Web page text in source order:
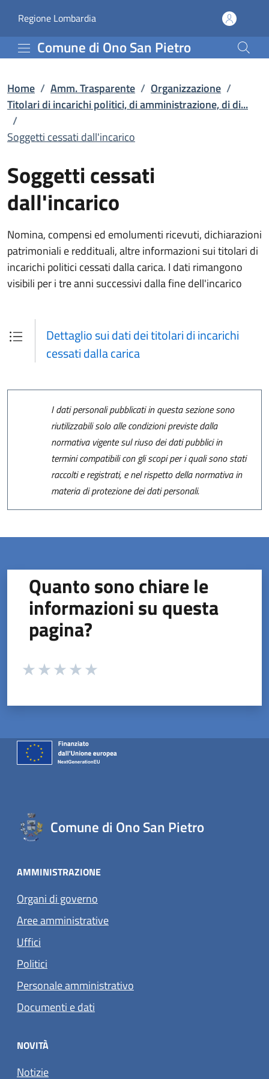
Soggetti cessati
Regione Lombardia(apre in un'altra scheda).
Comune di Ono San Pietro
Home / Amm. Trasparente / Organizzazione /
Titolari di incarichi politici, di amministrazione, di di...
/
Soggetti cessati dall'incarico
Soggetti cessati
dall'incarico
Nomina, compensi ed emolumenti ricevuti, dichiarazioni
patrimoniali e reddituali, altre informazioni sui titolari di
incarichi politici cessati dalla carica. I dati rimangono
visibili per i tre anni successivi dalla fine dell'incarico
Dettaglio sui dati dei titolari di incarichi
cessati dalla carica
I dati personali pubblicati in questa sezione sono
riutilizzabili solo alle condizioni previste dalla
normativa vigente sul riuso dei dati pubblici in
termini compatibili con gli scopi per i quali sono stati
raccolti e registrati, e nel rispetto della normativa in
materia di protezione dei dati personali.
Quanto sono chiare le
informazioni su questa
pagina?
Valuta da 1 a 5 stelle la pagina
Comune di Ono San Pietro
AMMINISTRAZIONE
Organi di governo
Aree amministrative
Uffici
Politici
Personale amministrativo
Documenti e dati
NOVITÀ
Notizie